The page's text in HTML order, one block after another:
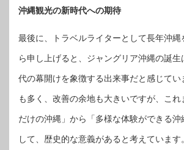
沖縄観光の新時代への期待
最後に、トラベルライターとして長年沖縄
ら申し上げると、ジャングリア沖縄の誕
代の幕開けを象徴する出来事だと感じてい
も多く、改善の余地も大きいですが、こ
だけの沖縄」から「多様な体験ができる沖
して、歴史的な意義があると考えています。